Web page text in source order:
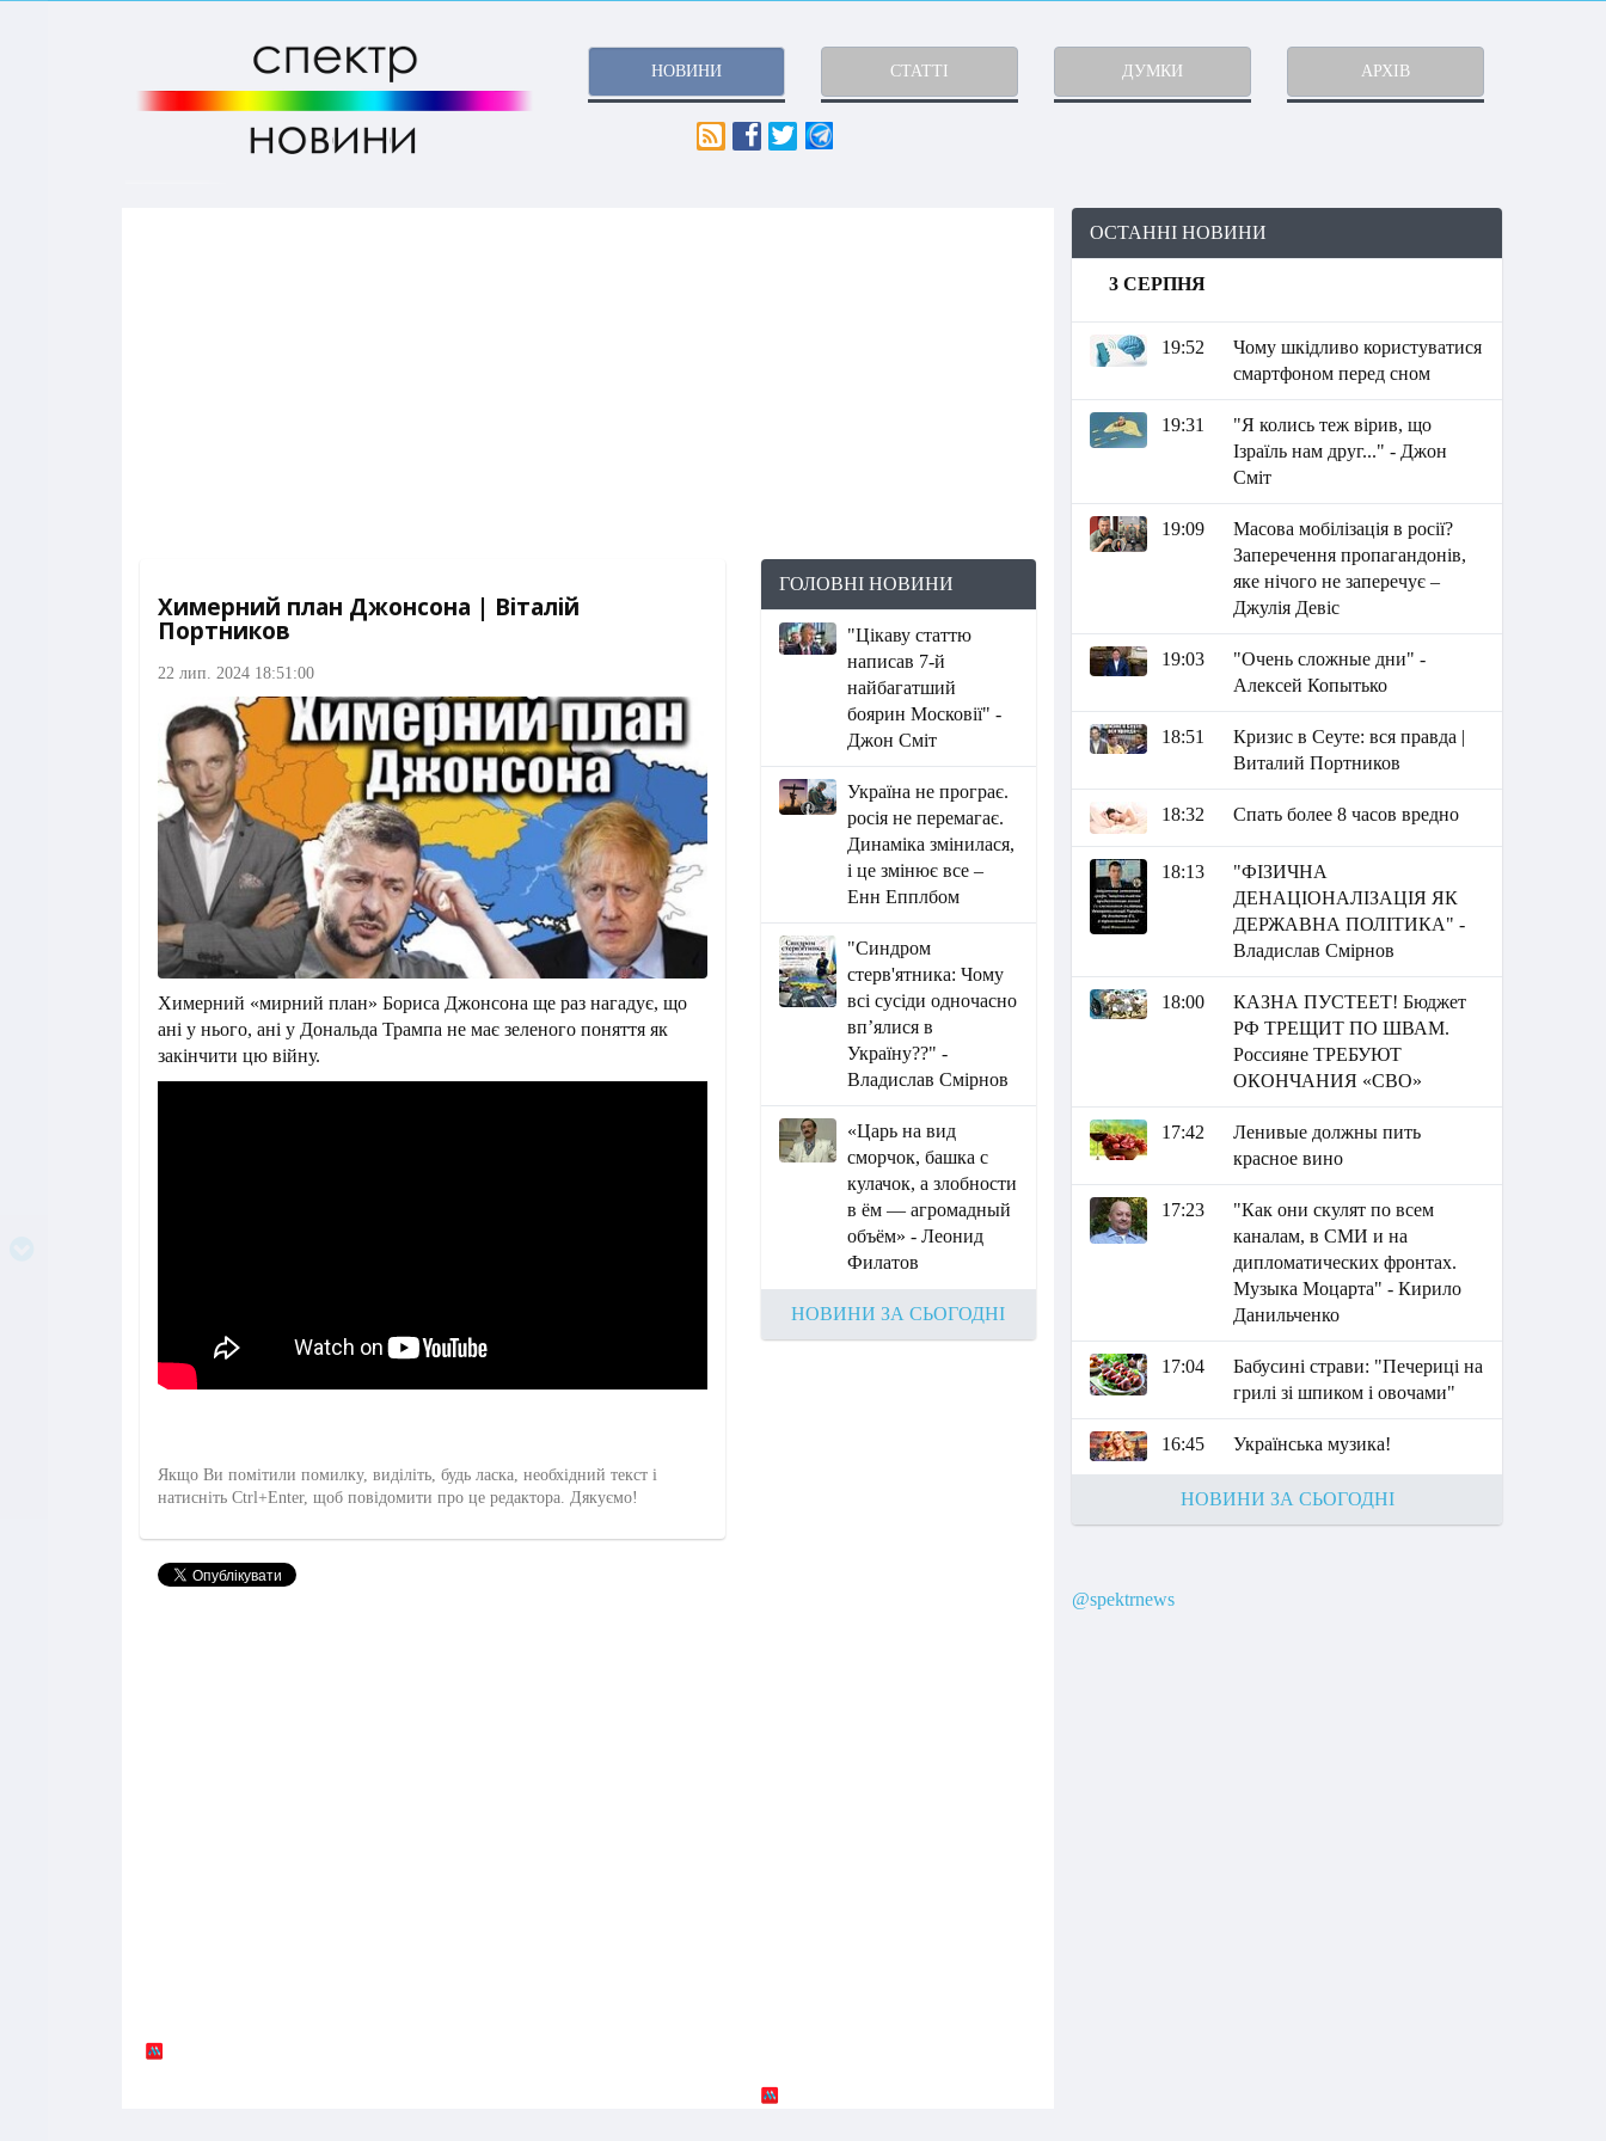
НОВИНИ СТАТТІ ДУМКИ АРХІВ
Химерний план Джонсона | Віталій
Портников
22 лип. 2024 18:51:00
Химерний «мирний план» Бориса Джонсона ще раз нагадує, що
ані у нього, ані у Дональда Трампа не має зеленого поняття як
закінчити цю війну.
Якщо Ви помітили помилку, виділіть, будь ласка, необхідний текст і
натисніть Ctrl+Enter, щоб повідомити про це редактора. Дякуємо!
ГОЛОВНІ НОВИНИ
"Цікаву статтю
написав 7-й
найбагатший
боярин Московії" -
Джон Сміт
Україна не програє.
росія не перемагає.
Динаміка змінилася,
і це змінює все –
Енн Епплбом
"Синдром
стерв'ятника: Чому
всі сусіди одночасно
вп’ялися в
Україну??" -
Владислав Смірнов
«Царь на вид
сморчок, башка с
кулачок, а злобности
в ём — агромадный
объём» - Леонид
Филатов
НОВИНИ ЗА СЬОГОДНІ
ОСТАННІ НОВИНИ
3 СЕРПНЯ
19:52
Чому шкідливо користуватися
смартфоном перед сном
19:31
"Я колись теж вірив, що
Ізраїль нам друг..." - Джон
Сміт
19:09
Масова мобілізація в росії?
Заперечення пропагандонів,
яке нічого не заперечує –
Джулія Девіс
19:03
"Очень сложные дни" -
Алексей Копытько
18:51
Кризис в Сеуте: вся правда |
Виталий Портников
18:32 Спать более 8 часов вредно
18:13
"ФІЗИЧНА
ДЕНАЦІОНАЛІЗАЦІЯ ЯК
ДЕРЖАВНА ПОЛІТИКА" -
Владислав Смірнов
18:00
КАЗНА ПУСТЕЕТ! Бюджет
РФ ТРЕЩИТ ПО ШВАМ.
Россияне ТРЕБУЮТ
ОКОНЧАНИЯ «СВО»
17:42
Ленивые должны пить
красное вино
17:23
"Как они скулят по всем
каналам, в СМИ и на
дипломатических фронтах.
Музыка Моцарта" - Кирило
Данильченко
17:04
Бабусині страви: "Печериці на
грилі зі шпиком і овочами"
16:45 Українська музика!
НОВИНИ ЗА СЬОГОДНІ
@spektrnews